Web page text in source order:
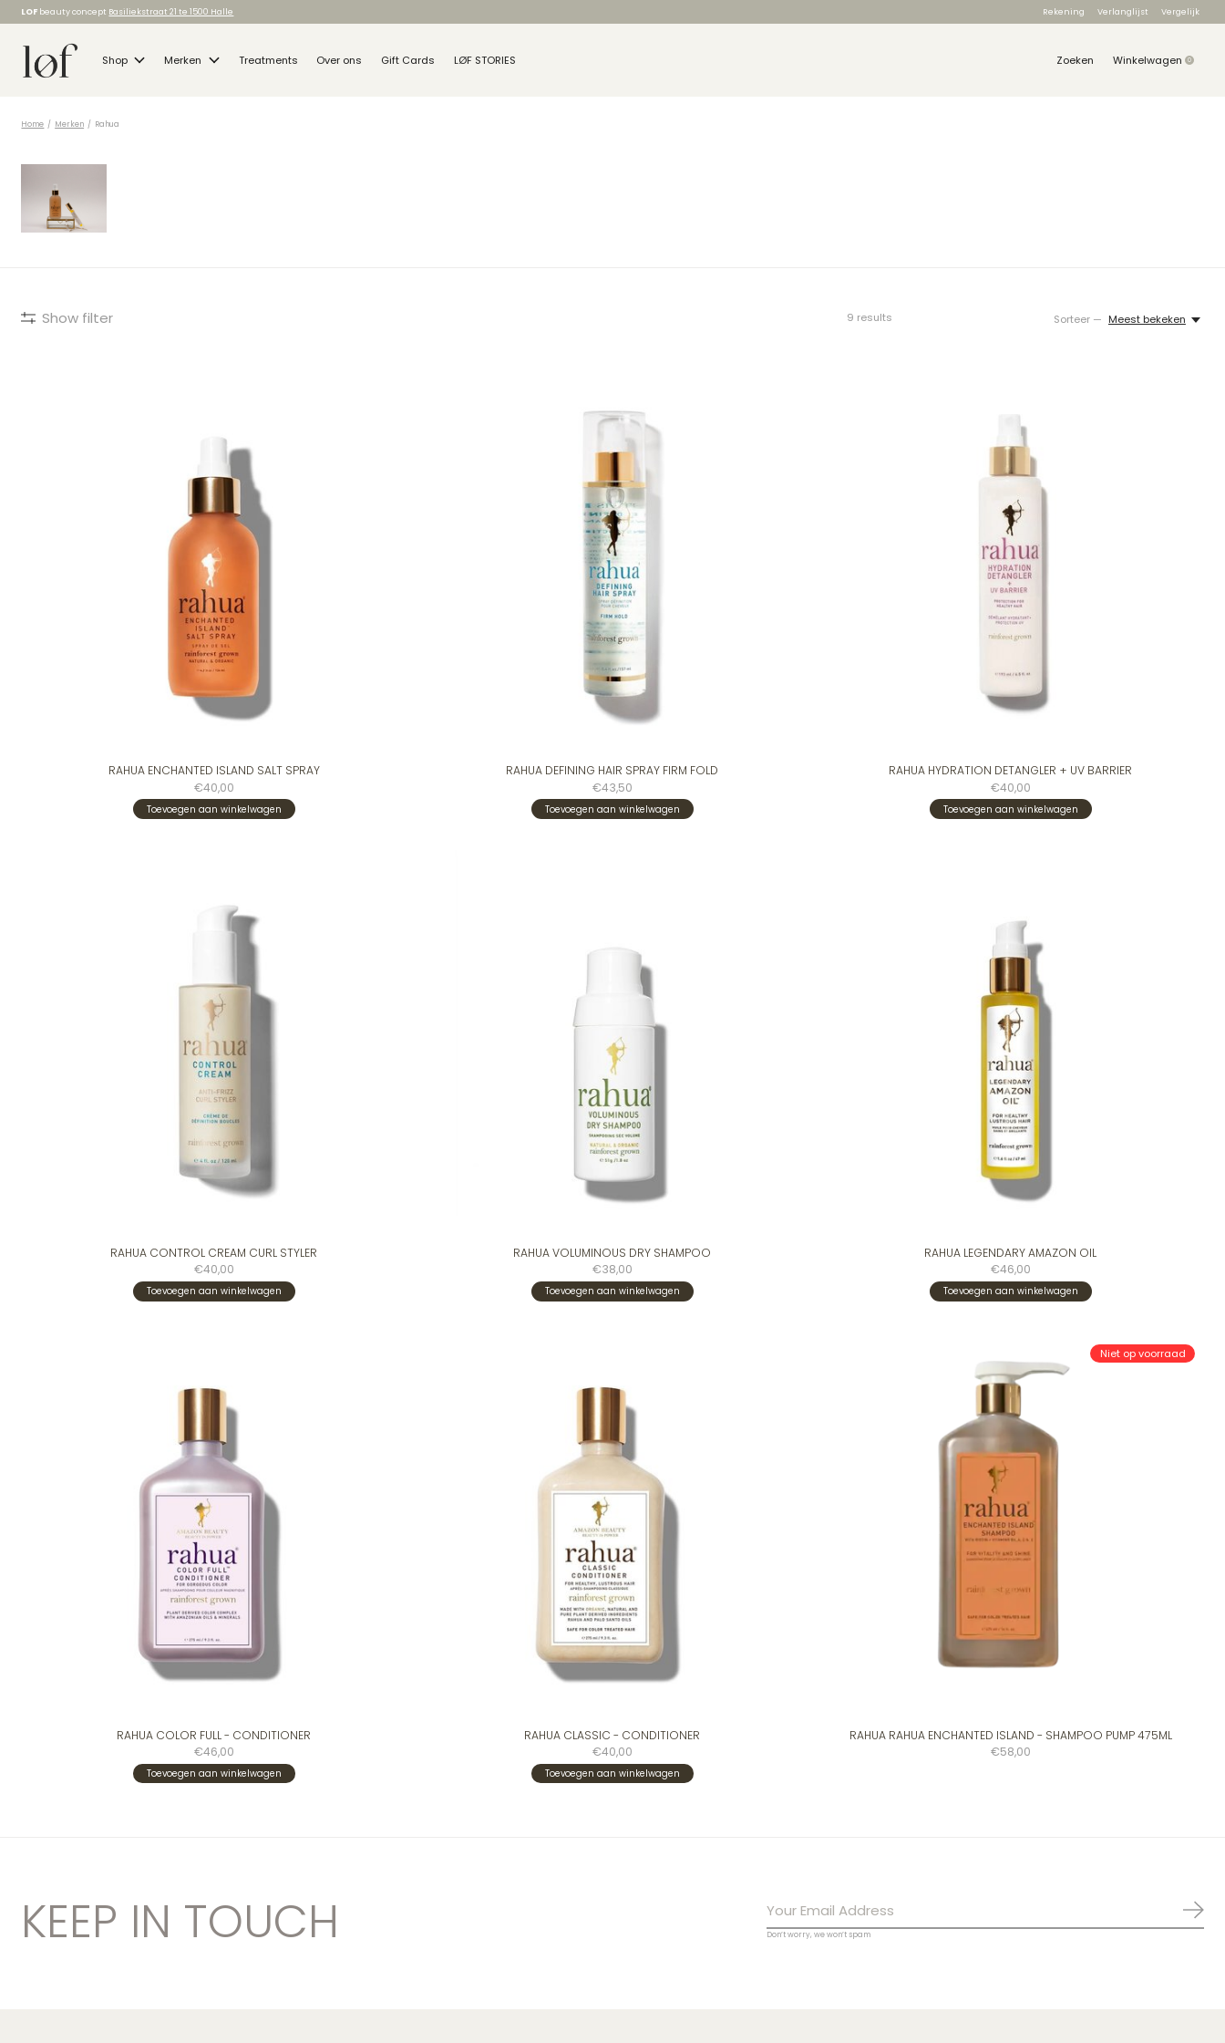
LOF beauty concept Basiliekstraat 21 te 1500 Halle Rekening Verlanglijst Vergelijk
Shop Merken Treatments Over ons Gift Cards LØF STORIES Zoeken Winkelwagen 0items
Home / Merken / Rahua
RAHUA
Show filter 9 results Sorteer — Meest bekeken
RAHUA ENCHANTED ISLAND SALT SPRAY
€40,00
Toevoegen aan winkelwagen
RAHUA DEFINING HAIR SPRAY FIRM FOLD
€43,50
Toevoegen aan winkelwagen
RAHUA HYDRATION DETANGLER + UV BARRIER
€40,00
Toevoegen aan winkelwagen
RAHUA CONTROL CREAM CURL STYLER
€40,00
Toevoegen aan winkelwagen
RAHUA VOLUMINOUS DRY SHAMPOO
€38,00
Toevoegen aan winkelwagen
RAHUA LEGENDARY AMAZON OIL
€46,00
Toevoegen aan winkelwagen
RAHUA COLOR FULL - CONDITIONER
€46,00
Toevoegen aan winkelwagen
RAHUA CLASSIC - CONDITIONER
€40,00
Toevoegen aan winkelwagen
Niet op voorraad
RAHUA RAHUA ENCHANTED ISLAND - SHAMPOO PUMP 475ML
€58,00
KEEP IN TOUCH Don’t worry, we won’t spam